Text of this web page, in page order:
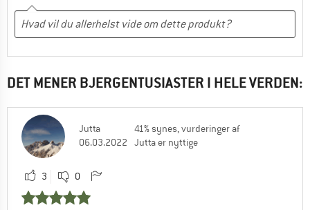
DET MENER BJERGENTUSIASTER I HELE VERDEN:
Jutta
06.03.2022
41% synes, vurderinger af
Jutta er nyttige
3 0